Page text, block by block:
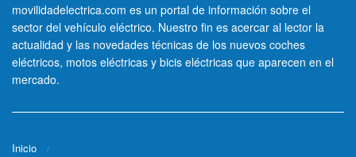
movilidadelectrica.com es un portal de información sobre el
sector del vehículo eléctrico. Nuestro fin es acercar al lector la
actualidad y las novedades técnicas de los nuevos coches
eléctricos, motos eléctricas y bicis eléctricas que aparecen en el
mercado.
Inicio